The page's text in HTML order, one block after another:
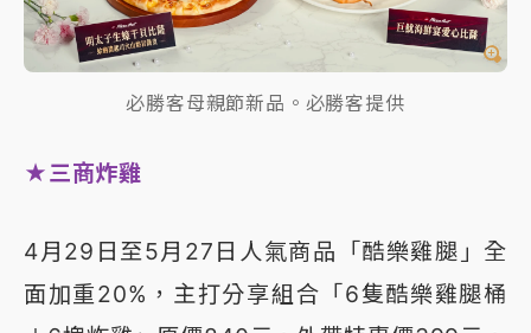
必勝客母親節新品。必勝客提供
★三商炸雞
4月29日至5月27日人氣商品「酷樂雞腿」全
面加重20%，主打分享組合「6隻酷樂雞腿桶